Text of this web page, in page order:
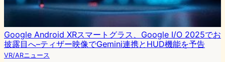
Google Android XRスマートグラス、Google I/O 2025でお
披露目へ–ティザー映像でGemini連携とHUD機能を予告
VR/ARニュース